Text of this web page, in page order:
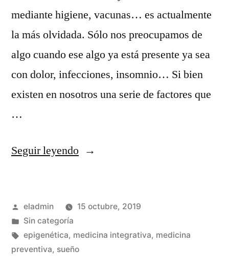
mediante higiene, vacunas… es actualmente
la más olvidada. Sólo nos preocupamos de
algo cuando ese algo ya está presente ya sea
con dolor, infecciones, insomnio… Si bien
existen en nosotros una serie de factores que
…
Seguir leyendo«Medicina
integrativa»
Publicado
por
eladmin
15 octubre, 2019
Publicado
en
Sin categoría
Etiquetas:
epigenética, medicina integrativa, medicina
preventiva, sueño